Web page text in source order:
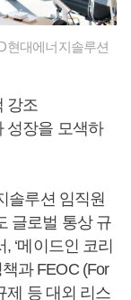
현대에너지솔루션
강조
성장을 모색하
솔루션 임직원
글로벌 통상 규
‘메이드인 코리
과 FEOC (For
제 등 대외 리스